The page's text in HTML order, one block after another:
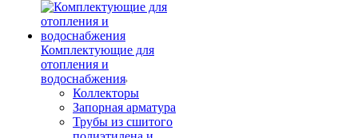
Комплектующие для
отопления и
водоснабжения
Коллекторы
Запорная арматура
Трубы из сшитого